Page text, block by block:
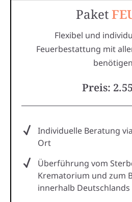
Paket
Flexibel und
Feuerbestattung mit
Preis:
Individuelle Beratung
Ort
Überführung vom
Krematorium und zum
innerhalb Deutschlands